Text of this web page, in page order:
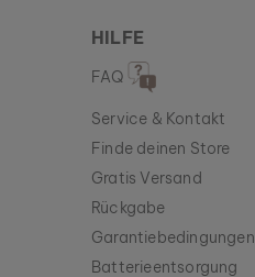
HILFE
FAQ
Service & Kontakt
Finde deinen Store
Gratis Versand
Rückgabe
Garantiebedingungen
Batterieentsorgung